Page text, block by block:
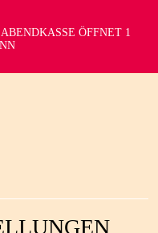
ABENDKASSE ÖFFNET 1